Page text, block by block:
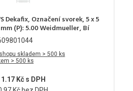
Dekafix, Označení svorek, 5 x 5
(P): 5.00 Weidmueller, Bí
skladem > 500 ks
> 500 ks
1.17 Kč s DPH